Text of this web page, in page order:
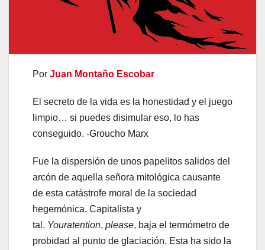
Por Juan Montaño Escobar
El secreto de la vida es la honestidad y el juego
limpio… si puedes disimular eso, lo has
conseguido. -Groucho Marx
Fue la dispersión de unos papelitos salidos del
arcón de aquella señora mitológica causante
de esta catástrofe moral de la sociedad
hegemónica. Capitalista y
tal. Youratention, please, baja el termómetro de
probidad al punto de glaciación. Esta ha sido la